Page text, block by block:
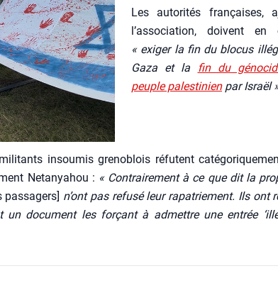
Les auto­ri­tés fran­çaises,
l’as­so­cia­tion, doivent en
« exi­ger la fin du blo­cus
Gaza et la
fin du
peuple pales­ti­nienpar Israël
insou­mis gre­no­blois réfutent
Neta­nya­hou : « Contrai­re­ment à ce que dit la
pas­sa­gers] n’ont pas refu­sé leur rapa­trie­ment. Ils ont
un docu­ment les for­çant à admettre une entrée